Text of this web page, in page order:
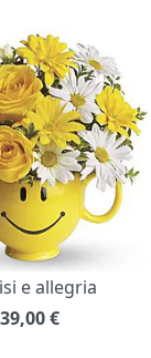
e allegria
39,00€